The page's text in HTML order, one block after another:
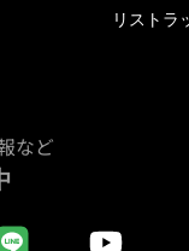
リストラ
など